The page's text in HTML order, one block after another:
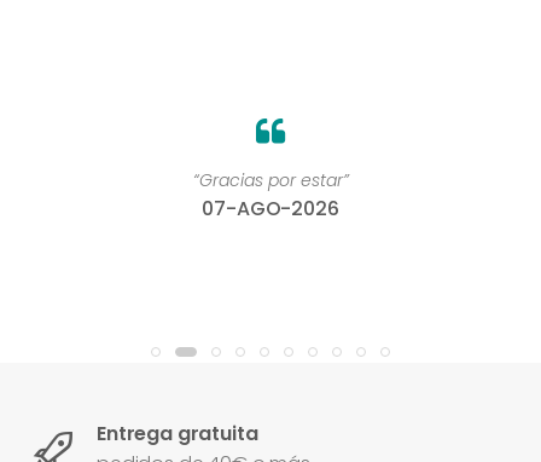
“Gracias por estar”
07-AGO-2026
Entrega gratuita